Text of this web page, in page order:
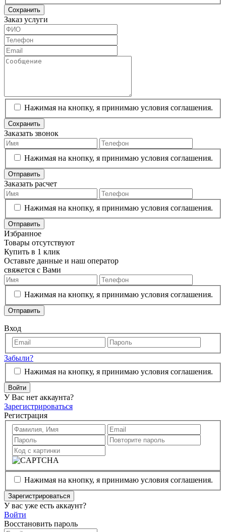
Сохранить
Заказ услуги
Нажимая на кнопку, я принимаю условия соглашения.
Сохранить
Заказать звонок
Нажимая на кнопку, я принимаю условия соглашения.
Отправить
Заказать расчет
Нажимая на кнопку, я принимаю условия соглашения.
Отправить
Избранное
Товары отсутствуют
Купить в 1 клик
Оставьте данные и наш оператор
свяжется с Вами
Нажимая на кнопку, я принимаю условия соглашения.
Отправить
Вход
Забыли?
Нажимая на кнопку, я принимаю условия соглашения.
Войти
У Вас нет аккаунта?
Зарегистрироваться
Регистрация
Нажимая на кнопку, я принимаю условия соглашения.
Зарегистрироваться
У вас уже есть аккаунт?
Войти
Восстановить пароль